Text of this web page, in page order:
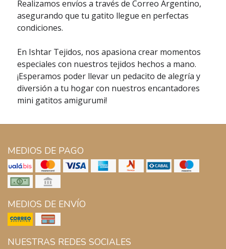
Realizamos envíos a través de Correo Argentino,
asegurando que tu gatito llegue en perfectas
condiciones.
En Ishtar Tejidos, nos apasiona crear momentos
especiales con nuestros tejidos hechos a mano.
¡Esperamos poder llevar un pedacito de alegría y
diversión a tu hogar con nuestros encantadores
mini gatitos amigurumi!
MEDIOS DE PAGO
MEDIOS DE ENVÍO
NUESTRAS REDES SOCIALES